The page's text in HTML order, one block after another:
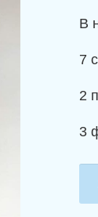
В
7
2
3